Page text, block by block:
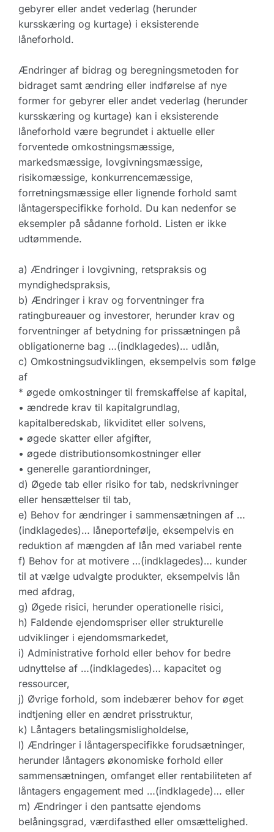
gebyrer eller andet vederlag (herunder
kursskæring og kurtage) i eksisterende
låneforhold.
Ændringer af bidrag og beregningsmetoden for
bidraget samt ændring eller indførelse af nye
former for gebyrer eller andet vederlag (herunder
kursskæring og kurtage) kan i eksisterende
låneforhold være begrundet i aktuelle eller
forventede omkostningsmæssige,
markedsmæssige, lovgivningsmæssige,
risikomæssige, konkurrencemæssige,
forretningsmæssige eller lignende forhold samt
låntagerspecifikke forhold. Du kan nedenfor se
eksempler på sådanne forhold. Listen er ikke
udtømmende.
a) Ændringer i lovgivning, retspraksis og
myndighedspraksis,
b) Ændringer i krav og forventninger fra
ratingbureauer og investorer, herunder krav og
forventninger af betydning for prissætningen på
obligationerne bag …(indklagedes)… udlån,
c) Omkostningsudviklingen, eksempelvis som følge
af
* øgede omkostninger til fremskaffelse af kapital,
• ændrede krav til kapitalgrundlag,
kapitalberedskab, likviditet eller solvens,
• øgede skatter eller afgifter,
• øgede distributionsomkostninger eller
• generelle garantiordninger,
d) Øgede tab eller risiko for tab, nedskrivninger
eller hensættelser til tab,
e) Behov for ændringer i sammensætningen af …
(indklagedes)… låneportefølje, eksempelvis en
reduktion af mængden af lån med variabel rente
f) Behov for at motivere …(indklagedes)… kunder
til at vælge udvalgte produkter, eksempelvis lån
med afdrag,
g) Øgede risici, herunder operationelle risici,
h) Faldende ejendomspriser eller strukturelle
udviklinger i ejendomsmarkedet,
i) Administrative forhold eller behov for bedre
udnyttelse af …(indklagedes)… kapacitet og
ressourcer,
j) Øvrige forhold, som indebærer behov for øget
indtjening eller en ændret prisstruktur,
k) Låntagers betalingsmisligholdelse,
l) Ændringer i låntagerspecifikke forudsætninger,
herunder låntagers økonomiske forhold eller
sammensætningen, omfanget eller rentabiliteten af
låntagers engagement med …(indklagede)… eller
m) Ændringer i den pantsatte ejendoms
belåningsgrad, værdifasthed eller omsættelighed.